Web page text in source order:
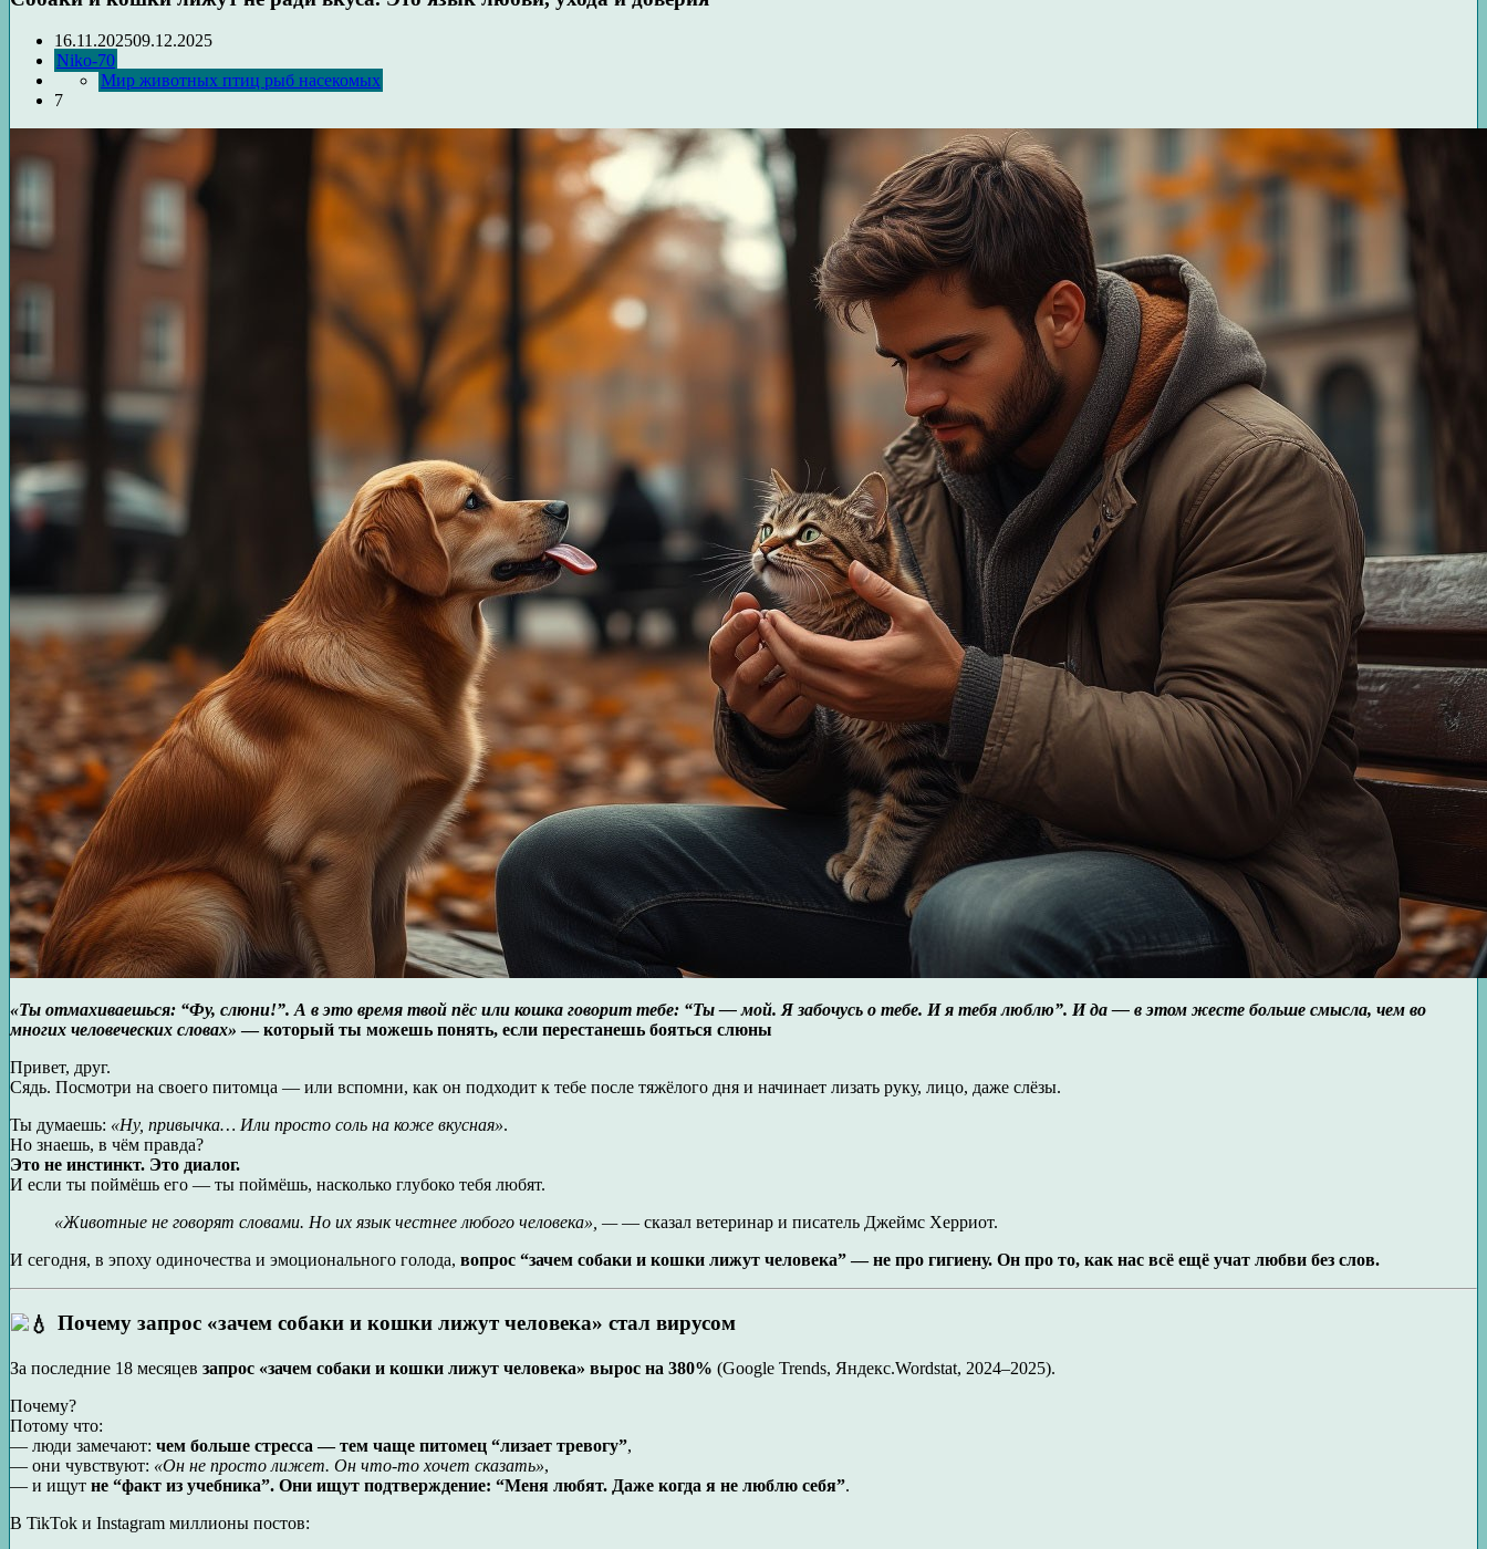
16.11.202509.12.2025
Niko-70
Мир животных птиц рыб насекомых
7
«Ты отмахиваешься: “Фу, слюни!”. А в это время твой пёс или кошка говорит тебе: “Ты — мой. Я забочусь о тебе. И я тебя люблю”. И да — в этом жесте больше смысла, чем во
многих человеческих словах» — который ты можешь понять, если перестанешь бояться слюны
Привет, друг.
Сядь. Посмотри на своего питомца — или вспомни, как он подходит к тебе после тяжёлого дня и начинает лизать руку, лицо, даже слёзы.
Ты думаешь: «Ну, привычка… Или просто соль на коже вкусная».
Но знаешь, в чём правда?
Это не инстинкт. Это диалог.
И если ты поймёшь его — ты поймёшь, насколько глубоко тебя любят.
«Животные не говорят словами. Но их язык честнее любого человека», —— сказал ветеринар и писатель Джеймс Херриот.
И сегодня, в эпоху одиночества и эмоционального голода, вопрос “зачем собаки и кошки лижут человека” — не про гигиену. Он про то, как нас всё ещё учат любви без слов.
Почему запрос «зачем собаки и кошки лижут человека» стал вирусом
За последние 18 месяцев запрос «зачем собаки и кошки лижут человека» вырос на 380% (Google Trends, Яндекс.Wordstat, 2024–2025).
Почему?
Потому что:
— люди замечают: чем больше стресса — тем чаще питомец “лизает тревогу”,
— они чувствуют: «Он не просто лижет. Он что-то хочет сказать»,
— и ищут не “факт из учебника”. Они ищут подтверждение: “Меня любят. Даже когда я не люблю себя”.
В TikTok и Instagram миллионы постов: